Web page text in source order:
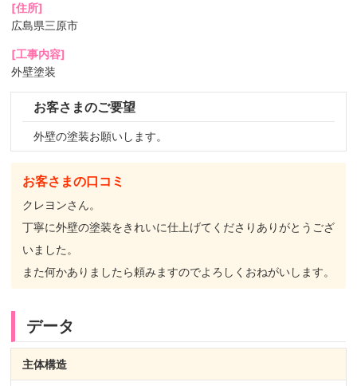
[住所]
広島県三原市
[工事内容]
外壁塗装
お客さまのご要望
外壁の塗装お願いします。
お客さまの口コミ
クレヨンさん。
丁寧に外壁の塗装をきれいに仕上げてくださりありがとうござ
いました。
また何かありましたら頼みますのでよろしくおねがいします。
データ
主体構造